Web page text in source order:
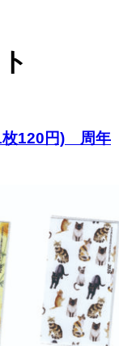
枚120円) 周年